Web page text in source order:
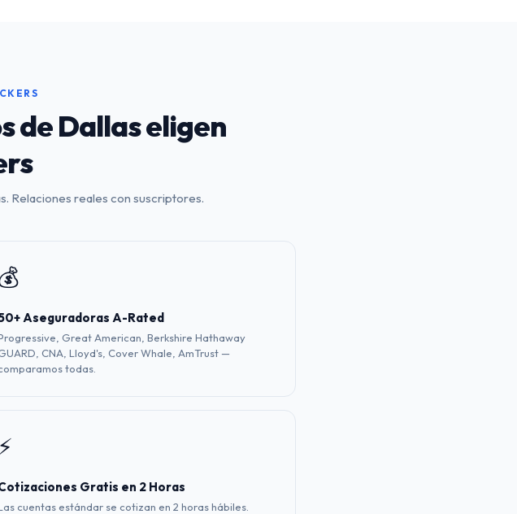
de Dallas eligen
Relaciones reales con suscriptores.
Aseguradoras A-Rated
Great American, Berkshire Hathaway
CNA, Lloyd's, Cover Whale, AmTrust —
todas.
⚡
Gratis en 2 Horas
cuentas estándar se cotizan en 2 horas hábiles.